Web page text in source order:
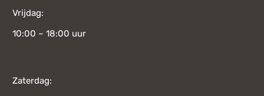
Vrijdag:
10:00 – 18:00 uur
Zaterdag: